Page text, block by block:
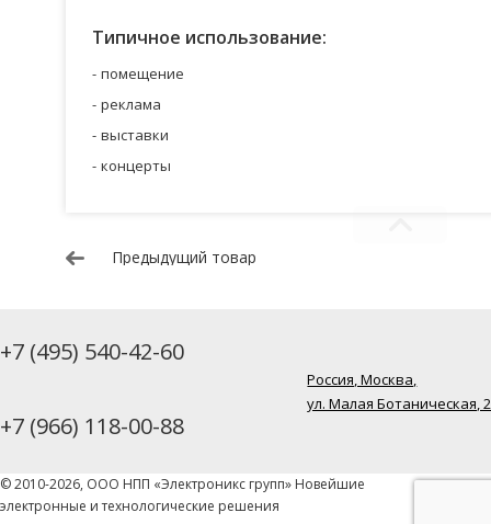
Типичное использование:
помещение
реклама
выставки
концерты
Предыдущий товар
+7 (495) 540-42-60
+7 (966) 118-00-88
Россия, Москва,
ул. Малая Ботаническая,
© 2010-2026, ООО НПП «Электроникс групп» Новейшие
электронные и технологические решения